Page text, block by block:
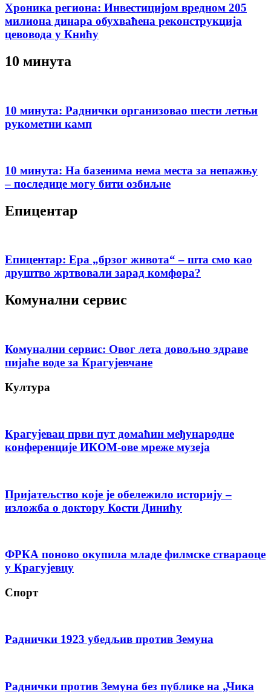
Хроника региона: Инвестицијом вредном 205
милиона динара обухваћена реконструкција
цевовода у Книћу
10 минута
10 минута: Раднички организовао шести летњи
рукометни камп
10 минута: На базенима нема места за непажњу
– последице могу бити озбиљне
Епицентар
Епицентар: Ера „брзог живота“ – шта смо као
друштво жртвовали зарад комфора?
Комунални сервис
Комунални сервис: Овог лета довољно здраве
пијаће воде за Крагујевчане
Култура
Крагујевац први пут домаћин међународне
конференције ИКОМ-ове мреже музеја
Пријатељство које је обележило историју –
изложба о доктору Кости Динићу
ФРКА поново окупила младе филмске ствараоце
у Крагујевцу
Спорт
Раднички 1923 убедљив против Земуна
Раднички против Земуна без публике на „Чика